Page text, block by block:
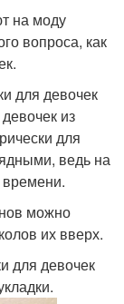
на моду
вопроса, как
для девочек
из
для
ведь на
времени.
можно
их вверх.
для девочек